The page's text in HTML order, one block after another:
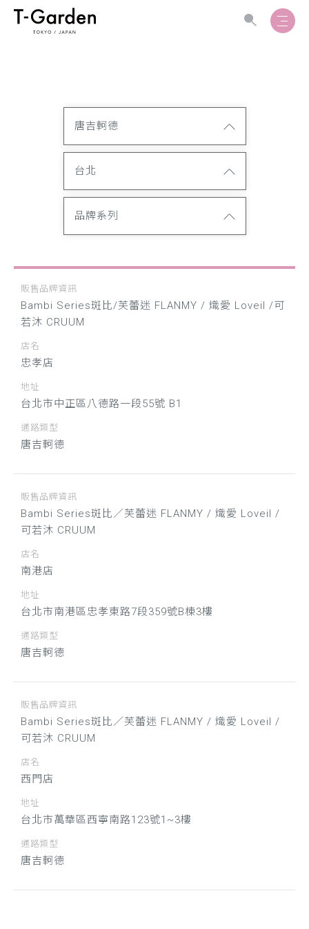
唐吉軻德
台北
品牌系列
販售品牌資訊
Bambi Series斑比/芙蕾迷 FLANMY / 熾愛 Loveil /可
若沐 CRUUM
店名
忠孝店
地址
台北市中正區八德路一段55號 B1
通路類型
唐吉軻德
販售品牌資訊
Bambi Series斑比／芙蕾迷 FLANMY / 熾愛 Loveil /
可若沐 CRUUM
店名
南港店
地址
台北市南港區忠孝東路7段359號B棟3樓
通路類型
唐吉軻德
販售品牌資訊
Bambi Series斑比／芙蕾迷 FLANMY / 熾愛 Loveil /
可若沐 CRUUM
店名
西門店
地址
台北市萬華區西寧南路123號1~3樓
通路類型
唐吉軻德